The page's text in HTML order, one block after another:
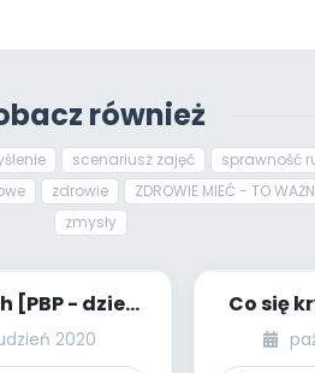
również
scenariusz zajęć
sprawność
zdrowie
ZDROWIE MIEĆ - TO
zmysły
[PBP - dzieci
- numer 4]
2020
Co się
dnie?